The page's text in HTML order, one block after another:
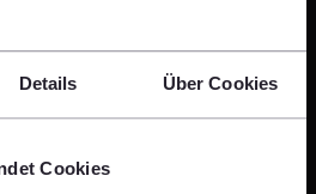
Details Über Cookies
Cookies
Ziegel
ist die